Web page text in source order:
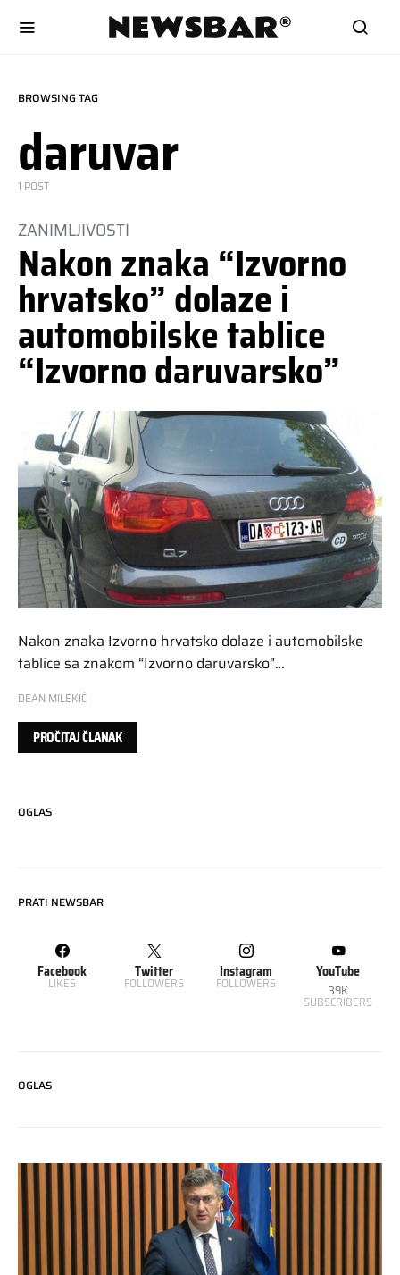
BROWSING TAG
daruvar
1 POST
ZANIMLJIVOSTI
Nakon znaka “Izvorno
hrvatsko” dolaze i
automobilske tablice
“Izvorno daruvarsko”
Nakon znaka Izvorno hrvatsko dolaze i automobilske
tablice sa znakom “Izvorno daruvarsko”…
DEAN MILEKIĆ
PROČITAJ ČLANAK
OGLAS
PRATI NEWSBAR
Facebook
LIKES
Twitter
FOLLOWERS
Instagram
FOLLOWERS
YouTube
39K
SUBSCRIBERS
OGLAS